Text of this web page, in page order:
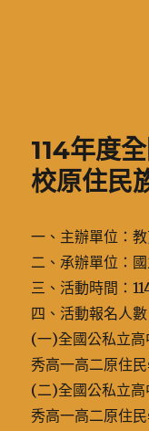
114年度
校原住民
一、主辦單位：
二、承辦單位：
三、活動時間：
四、活動報名人數
(一)全國公私立
秀高一高二原住民
(二)全國公私立
秀高一高二原住